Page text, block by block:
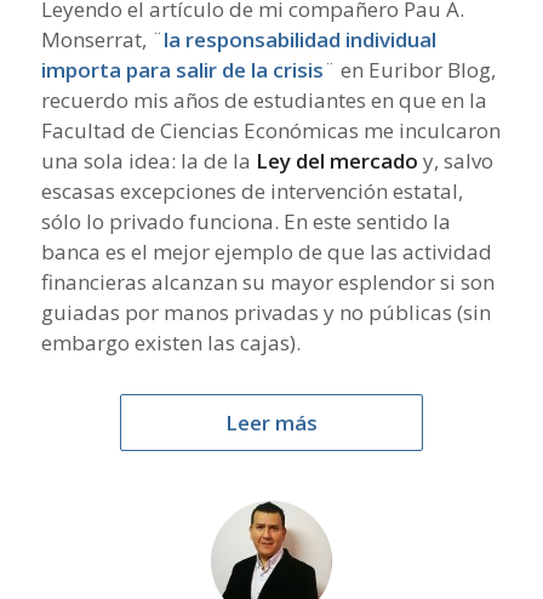
Leyendo el artículo de mi compañero Pau A.
Monserrat, ¨la responsabilidad individual
importa para salir de la crisis¨ en Euribor Blog,
recuerdo mis años de estudiantes en que en la
Facultad de Ciencias Económicas me inculcaron
una sola idea: la de la Ley del mercado y, salvo
escasas excepciones de intervención estatal,
sólo lo privado funciona. En este sentido la
banca es el mejor ejemplo de que las actividad
financieras alcanzan su mayor esplendor si son
guiadas por manos privadas y no públicas (sin
embargo existen las cajas).
Leer más